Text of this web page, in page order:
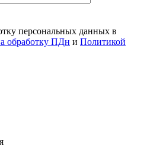
персональных данных в
обработку ПДн и Политикой